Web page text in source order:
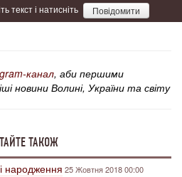
текст і натисніть Повідомити
канал, аби першими
новини Волині, України та світу
ТАКОЖ
народження 25 Жовтня 2018 00:00